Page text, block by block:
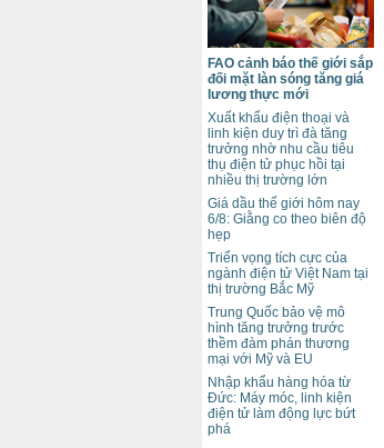
FAO cảnh báo thế giới sắp
đối mặt làn sóng tăng giá
lương thực mới
Xuất khẩu điện thoại và
linh kiện duy trì đà tăng
trưởng nhờ nhu cầu tiêu
thụ điện tử phục hồi tại
nhiều thị trường lớn
Giá dầu thế giới hôm nay
6/8: Giằng co theo biên độ
hẹp
Triển vọng tích cực của
ngành điện tử Việt Nam tại
thị trường Bắc Mỹ
Trung Quốc bảo vệ mô
hình tăng trưởng trước
thềm đàm phán thương
mại với Mỹ và EU
Nhập khẩu hàng hóa từ
Đức: Máy móc, linh kiện
điện tử làm động lực bứt
phá